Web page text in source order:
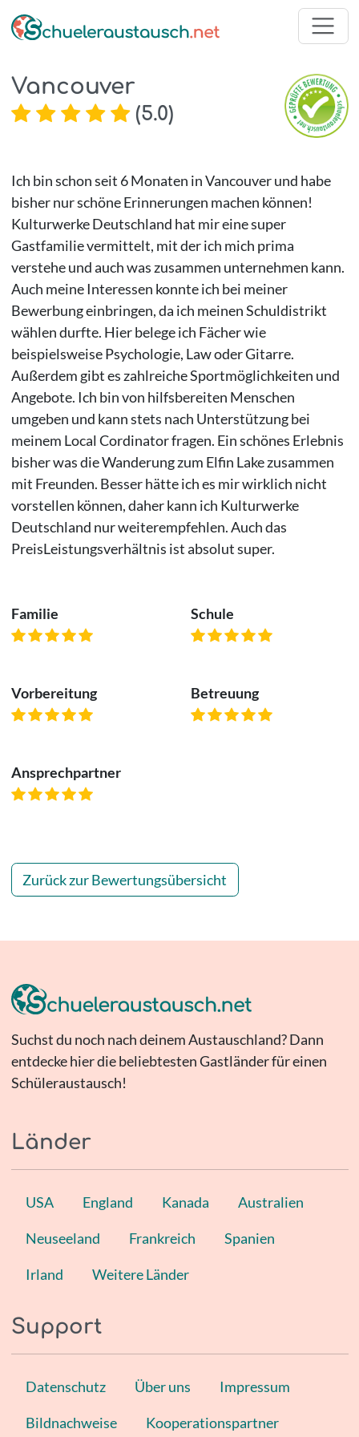
Vancouver
(5.0)
Ich bin schon seit 6 Monaten in Vancouver und habe
bisher nur schöne Erinnerungen machen können!
Kulturwerke Deutschland hat mir eine super
Gastfamilie vermittelt, mit der ich mich prima
verstehe und auch was zusammen unternehmen kann.
Auch meine Interessen konnte ich bei meiner
Bewerbung einbringen, da ich meinen Schuldistrikt
wählen durfte. Hier belege ich Fächer wie
beispielsweise Psychologie, Law oder Gitarre.
Außerdem gibt es zahlreiche Sportmöglichkeiten und
Angebote. Ich bin von hilfsbereiten Menschen
umgeben und kann stets nach Unterstützung bei
meinem Local Cordinator fragen. Ein schönes Erlebnis
bisher was die Wanderung zum Elfin Lake zusammen
mit Freunden. Besser hätte ich es mir wirklich nicht
vorstellen können, daher kann ich Kulturwerke
Deutschland nur weiterempfehlen. Auch das
PreisLeistungsverhältnis ist absolut super.
Familie Schule
Vorbereitung Betreuung
Ansprechpartner
Zurück zur Bewertungsübersicht
Suchst du noch nach deinem Austauschland? Dann
entdecke hier die beliebtesten Gastländer für einen
Schüleraustausch!
Länder
USA England Kanada Australien
Neuseeland Frankreich Spanien
Irland Weitere Länder
Support
Datenschutz Über uns Impressum
Bildnachweise Kooperationspartner